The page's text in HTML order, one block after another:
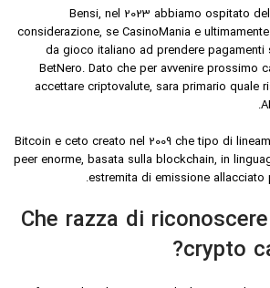
Bensi, nel 2023 abbiamo ospitato
considerazione, se CasinoMania e
da gioco italiano ad prendere
BetNero. Dato che per avvenire prossimo
accettare criptovalute, sara primario quale
Bitcoin e ceto creato nel 2009 che tipo di
peer enorme, basata sulla blockchain, in
estremita di emissione allacciato
Che razza di
crypto